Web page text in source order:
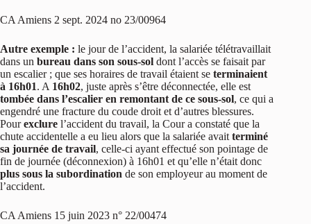
CA Amiens 2 sept. 2024 no 23/00964
Autre exemple : le jour de l’accident, la salariée télétravaillait
dans un bureau dans son sous-sol dont l’accès se faisait par
un escalier ; que ses horaires de travail étaient se terminaient
à 16h01. A 16h02, juste après s’être déconnectée, elle est
tombée dans l’escalier en remontant de ce sous-sol, ce qui a
engendré une fracture du coude droit et d’autres blessures.
Pourexclure l’accident du travail, la Cour a constaté que la
chute accidentelle a eu lieu alors que la salariée avait terminé
sa journée de travail, celle-ci ayant effectué son pointage de
fin de journée (déconnexion) à 16h01 et qu’elle n’était donc
plus sous la subordination de son employeur au moment de
l’accident.
CA Amiens 15 juin 2023 n° 22/00474